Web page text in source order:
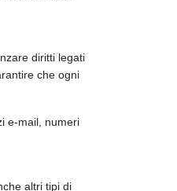
diritti legati
che ogni
e-mail, numeri
altri tipi di